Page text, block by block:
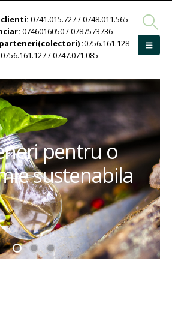
0741.015.727 / 0748.011.565
0746016050 / 0787573736
:0756.161.128
/ 0747.071.085
pentru o
sustenabila